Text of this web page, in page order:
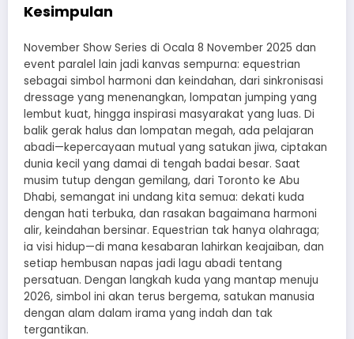
Kesimpulan
November Show Series di Ocala 8 November 2025 dan
event paralel lain jadi kanvas sempurna: equestrian
sebagai simbol harmoni dan keindahan, dari sinkronisasi
dressage yang menenangkan, lompatan jumping yang
lembut kuat, hingga inspirasi masyarakat yang luas. Di
balik gerak halus dan lompatan megah, ada pelajaran
abadi—kepercayaan mutual yang satukan jiwa, ciptakan
dunia kecil yang damai di tengah badai besar. Saat
musim tutup dengan gemilang, dari Toronto ke Abu
Dhabi, semangat ini undang kita semua: dekati kuda
dengan hati terbuka, dan rasakan bagaimana harmoni
alir, keindahan bersinar. Equestrian tak hanya olahraga;
ia visi hidup—di mana kesabaran lahirkan keajaiban, dan
setiap hembusan napas jadi lagu abadi tentang
persatuan. Dengan langkah kuda yang mantap menuju
2026, simbol ini akan terus bergema, satukan manusia
dengan alam dalam irama yang indah dan tak
tergantikan.